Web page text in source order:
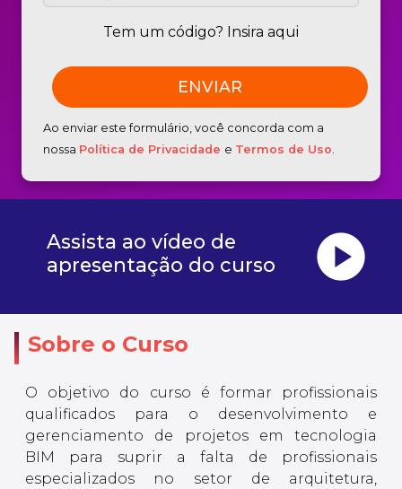
Tem um código? Insira aqui
Ao enviar este formulário, você concorda com a
nossa Política de Privacidade e Termos de Uso.
Assista ao vídeo de
apresentação do curso
play_circle
Sobre o Curso
O objetivo do curso é formar profissionais
qualificados para o desenvolvimento e
gerenciamento de projetos em tecnologia
BIM para suprir a falta de profissionais
especializados no setor de arquitetura,